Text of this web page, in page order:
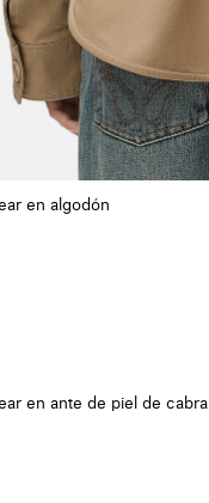
en algodón
en ante de piel de cabra